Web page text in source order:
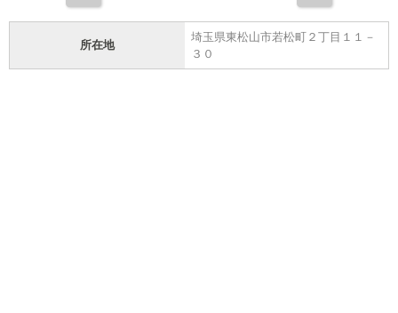
所在地
埼玉県東松山市若松町２丁目１１－
３０